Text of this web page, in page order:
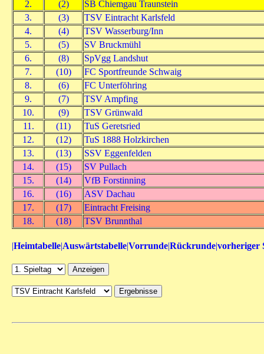
2.
(2)
SB Chiemgau Traunstein
3.
(3)
TSV Eintracht Karlsfeld
4.
(4)
TSV Wasserburg/Inn
5.
(5)
SV Bruckmühl
6.
(8)
SpVgg Landshut
7.
(10)
FC Sportfreunde Schwaig
8.
(6)
FC Unterföhring
9.
(7)
TSV Ampfing
10.
(9)
TSV Grünwald
11.
(11)
TuS Geretsried
12.
(12)
TuS 1888 Holzkirchen
13.
(13)
SSV Eggenfelden
14.
(15)
SV Pullach
15.
(14)
VfB Forstinning
16.
(16)
ASV Dachau
17.
(17)
Eintracht Freising
18.
(18) TSV Brunnthal
|Heimtabelle|Auswärtstabelle|Vorrunde|Rückrunde|vorheriger